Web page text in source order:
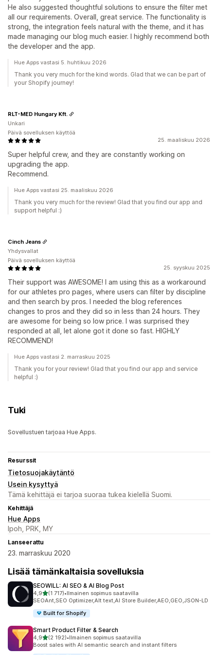
He also suggested thoughtful solutions to ensure the filter met
all our requirements. Overall, great service. The functionality is
strong, the integration feels natural with the theme, and it has
made managing our blog much easier. I highly recommend both
the developer and the app.
Hue Apps vastasi 5. huhtikuu 2026
Thank you very much for the kind words. Glad that we can be part of
your Shopify journey!
25. maaliskuu 2026
Super helpful crew, and they are constantly working on
upgrading the app.
Recommend.
RLT-MED Hungary Kft.
Unkari
Päivä sovelluksen käyttöä
Hue Apps vastasi 25. maaliskuu 2026
Thank you very much for the review! Glad that you find our app and
support helpful :)
25. syyskuu 2025
Their support was AWESOME! I am using this as a workaround
for our athletes pro pages, where users can filter by discipline
and then search by pros. I needed the blog references
changes to pros and they did so in less than 24 hours. They
are awesome for being so low price. I was surprised they
responded at all, let alone got it done so fast. HIGHLY
RECOMMEND!
Cinch Jeans
Yhdysvallat
Päivä sovelluksen käyttöä
Hue Apps vastasi 2. marraskuu 2025
Thank you for your review! Glad that you find our app and service
helpful :)
Tuki
Sovellustuen tarjoaa Hue Apps.
Resurssit
Tietosuojakäytäntö
Usein kysyttyä
Tämä kehittäjä ei tarjoa suoraa tukea kielellä Suomi.
Kehittäjä
Hue Apps
Ipoh, PRK, MY
Lanseerattu
23. marraskuu 2020
Lisää tämänkaltaisia sovelluksia
SEOWILL: AI SEO & AI Blog Post
4,9/ 5 tähteä
(1 717)
1717 arvostelua yhteensä
•Ilmainen sopimus saatavilla
SEOAnt,SEO Optimizer,Alt text,AI Store Builder,AEO,GEO,JSON-LD
Built for Shopify
Smart Product Filter & Search
4,9/ 5 tähteä
(2 192)
2192 arvostelua yhteensä
•Ilmainen sopimus saatavilla
Boost sales with AI semantic search and instant filters